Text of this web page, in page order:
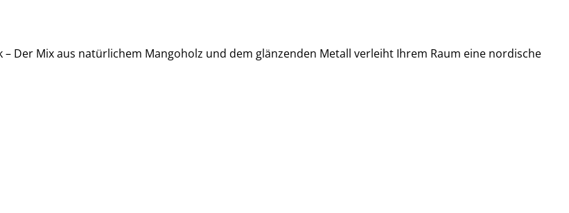
Der Mix aus natürlichem Mangoholz und dem glänzenden Metall verleiht Ihrem Raum eine nordische